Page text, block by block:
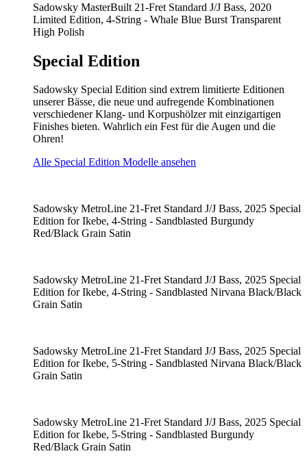
Sadowsky MasterBuilt 21-Fret Standard J/J Bass, 2020
Limited Edition, 4-String - Whale Blue Burst Transparent
High Polish
Special Edition
Sadowsky Special Edition sind extrem limitierte Editionen
unserer Bässe, die neue und aufregende Kombinationen
verschiedener Klang- und Korpushölzer mit einzigartigen
Finishes bieten. Wahrlich ein Fest für die Augen und die
Ohren!
Alle Special Edition Modelle ansehen
Sadowsky MetroLine 21-Fret Standard J/J Bass, 2025 Special
Edition for Ikebe, 4-String - Sandblasted Burgundy
Red/Black Grain Satin
Sadowsky MetroLine 21-Fret Standard J/J Bass, 2025 Special
Edition for Ikebe, 4-String - Sandblasted Nirvana Black/Black
Grain Satin
Sadowsky MetroLine 21-Fret Standard J/J Bass, 2025 Special
Edition for Ikebe, 5-String - Sandblasted Nirvana Black/Black
Grain Satin
Sadowsky MetroLine 21-Fret Standard J/J Bass, 2025 Special
Edition for Ikebe, 5-String - Sandblasted Burgundy
Red/Black Grain Satin